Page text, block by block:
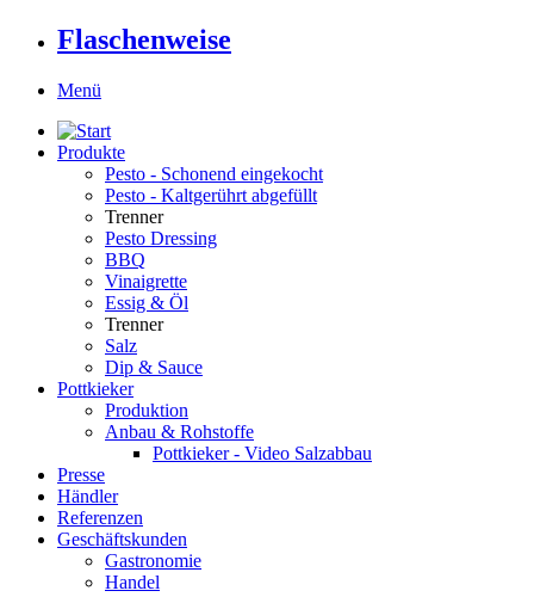
Flaschenweise
Menü
Produkte
Pesto - Schonend eingekocht
Pesto - Kaltgerührt abgefüllt
Trenner
Pesto Dressing
BBQ
Vinaigrette
Essig & Öl
Trenner
Salz
Dip & Sauce
Pottkieker
Produktion
Anbau & Rohstoffe
Pottkieker - Video Salzabbau
Presse
Händler
Referenzen
Geschäftskunden
Gastronomie
Handel